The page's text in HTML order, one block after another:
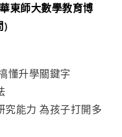
東師大數學教育博
)
懂升學關鍵字
究能力 為孩子打開多